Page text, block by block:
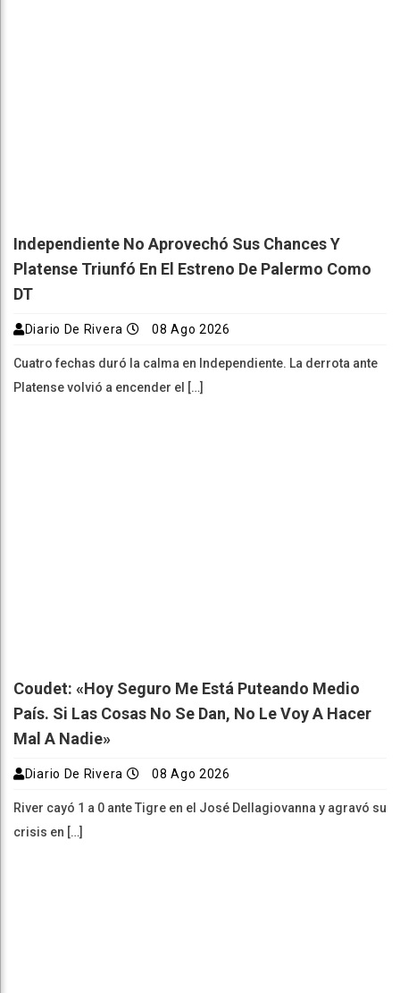
Independiente No Aprovechó Sus Chances Y
Platense Triunfó En El Estreno De Palermo Como
DT
Diario De Rivera 08 Ago 2026
Cuatro fechas duró la calma en Independiente. La derrota ante
Platense volvió a encender el […]
Coudet: «Hoy Seguro Me Está Puteando Medio
País. Si Las Cosas No Se Dan, No Le Voy A Hacer
Mal A Nadie»
Diario De Rivera 08 Ago 2026
River cayó 1 a 0 ante Tigre en el José Dellagiovanna y agravó su
crisis en […]